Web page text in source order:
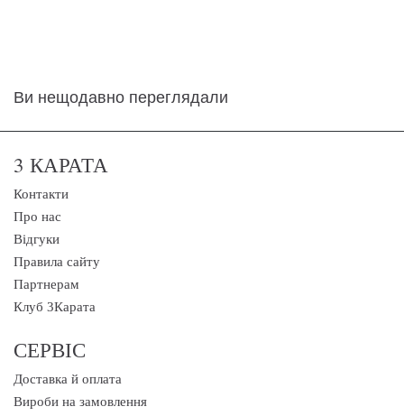
Ви нещодавно переглядали
3 КАРАТА
Контакти
Про нас
Відгуки
Правила сайту
Партнерам
Клуб 3Карата
СЕРВІС
Доставка й оплата
Вироби на замовлення